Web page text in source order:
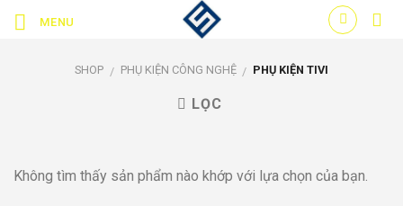
Skip
MENU
SHOP / PHỤ KIỆN CÔNG NGHỆ / PHỤ KIỆN TIVI
LỌC
Không tìm thấy sản phẩm nào khớp với lựa chọn của bạn.